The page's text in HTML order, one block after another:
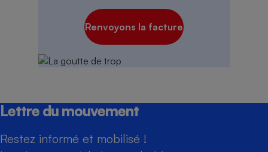
Renvoyons la facture
Lettre du mouvement
Restez informé et mobilisé !